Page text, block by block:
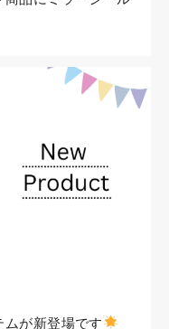
ムが新登場です